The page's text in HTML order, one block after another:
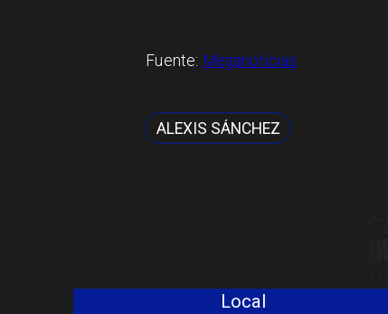
Fuente: Meganoticias
ALEXIS SÁNCHEZ
Local